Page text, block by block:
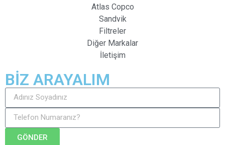
Atlas Copco
Sandvik
Filtreler
Diğer Markalar
İletişim
BİZ ARAYALIM
GÖNDER